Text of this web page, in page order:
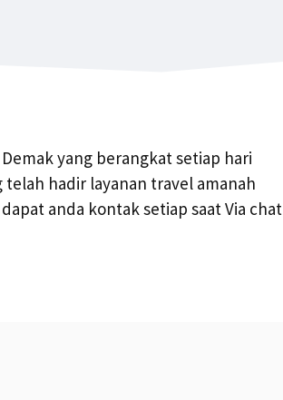
yang berangkat setiap hari
hadir layanan travel amanah
anda kontak setiap saat Via chat